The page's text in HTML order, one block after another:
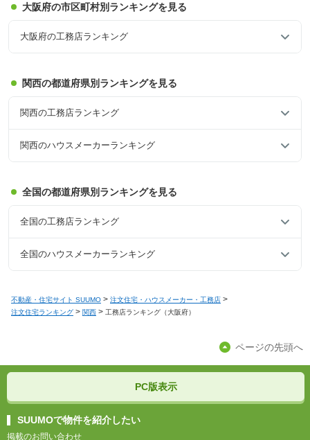
大阪府の市区町村別ランキングを見る
大阪府の工務店ランキング
関西の都道府県別ランキングを見る
関西の工務店ランキング
関西のハウスメーカーランキング
全国の都道府県別ランキングを見る
全国の工務店ランキング
全国のハウスメーカーランキング
不動産・住宅サイト SUUMO
注文住宅・ハウスメーカー・工務店
注文住宅ランキング
関西 工務店ランキング（大阪府）
ページの先頭へ
PC版表示
SUUMOで物件を紹介したい
掲載のお問い合わせ